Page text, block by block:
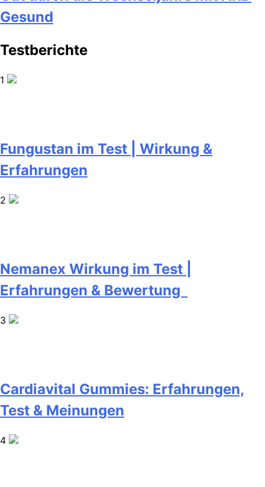
Gesund
Testberichte
1
Fungustan im Test | Wirkung &
Erfahrungen
2
Nemanex Wirkung im Test |
Erfahrungen & Bewertung
3
Cardiavital Gummies: Erfahrungen,
Test & Meinungen
4